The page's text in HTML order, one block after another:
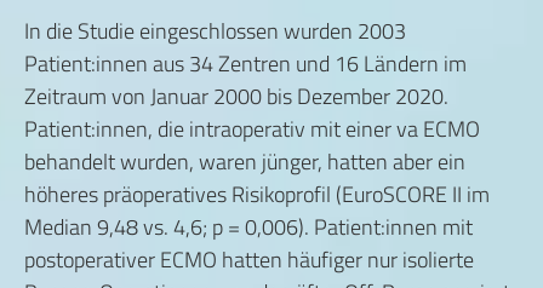
In die Studie eingeschlossen wurden 2003
Patient:innen aus 34 Zentren und 16 Ländern im
Zeitraum von Januar 2000 bis Dezember 2020.
Patient:innen, die intraoperativ mit einer va ECMO
behandelt wurden, waren jünger, hatten aber ein
höheres präoperatives Risikoprofil (EuroSCORE II im
Median 9,48 vs. 4,6; p = 0,006). Patient:innen mit
postoperativer ECMO hatten häufiger nur isolierte